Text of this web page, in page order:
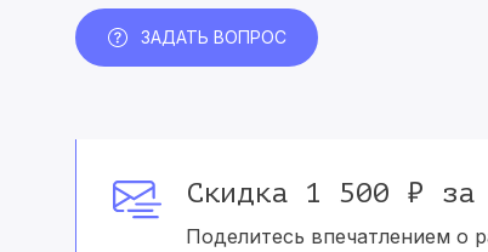
ЗАДАТЬ ВОПРОС
Скидка 1 500 ₽ за
Поделитесь впечатлением о